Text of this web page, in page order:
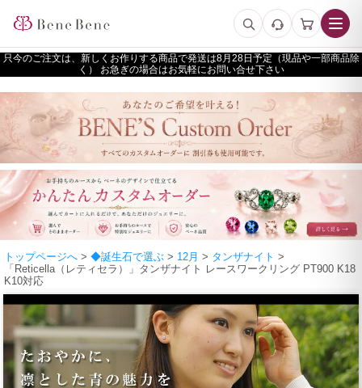
只今のご注文は、新しくお作りする商品で発送は
予定（現品や一部商品除
く） お急ぎの場合はお気軽にお問い合せ下さい
トップページへ > ◆誕生石で選ぶ > 12月 > タンザナイト >
「Reticella（レティセラ）」タンザナイト レースワークリング PT900 K18
K10対応